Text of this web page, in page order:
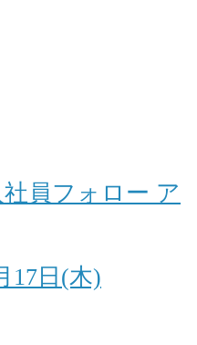
員フォロー ア
17日(木)